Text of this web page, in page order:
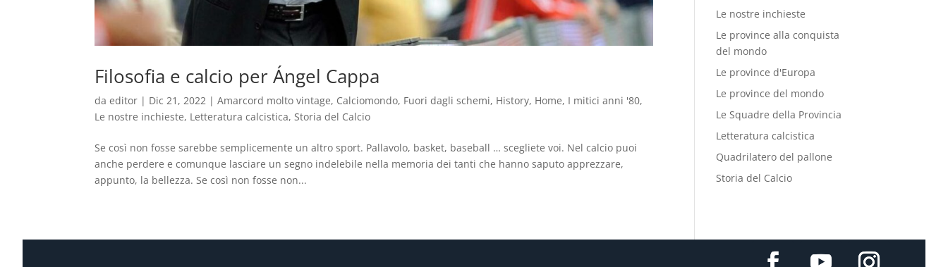
Filosofia e calcio per Ángel Cappa
daeditor | Dic 21, 2022 |Amarcord molto vintage, Calciomondo, Fuori dagli schemi, History, Home, I mitici anni '80,
Le nostre inchieste, Letteratura calcistica,Storia del Calcio
Se così non fosse sarebbe semplicemente un altro sport. Pallavolo, basket, baseball … scegliete voi. Nel calcio puoi
anche perdere e comunque lasciare un segno indelebile nella memoria dei tanti che hanno saputo apprezzare,
appunto, la bellezza. Se così non fosse non...
Le nostre inchieste
Le province alla conquista
del mondo
Le province d'Europa
Le province del mondo
Le Squadre della Provincia
Letteratura calcistica
Quadrilatero del pallone
Storia del Calcio